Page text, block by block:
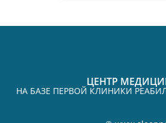
ЦЕНТР
НА БАЗЕ ПЕРВОЙ КЛИНИКИ